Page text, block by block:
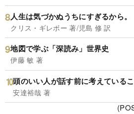
人生は気づかぬうちにすぎるから。
クリス・ギレボー 著/児島 修 訳
地図で学ぶ「深読み」世界史
伊藤 敏 著
頭のいい人が話す前に考えている
安達裕哉 著